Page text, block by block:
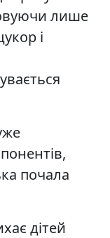
лише
і
почала
дітей